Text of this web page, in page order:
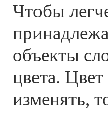
Чтобы
объекты
цвета.
изменять,